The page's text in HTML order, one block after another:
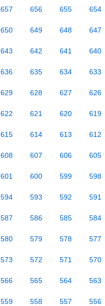
657 656 655 654
650 649 648 647
643 642 641 640
636 635 634 633
629 628 627 626
622 621 620 619
615 614 613 612
608 607 606 605
601 600 599 598
594 593 592 591
587 586 585 584
580 579 578 577
573 572 571 570
566 565 564 563
559 558 557 556